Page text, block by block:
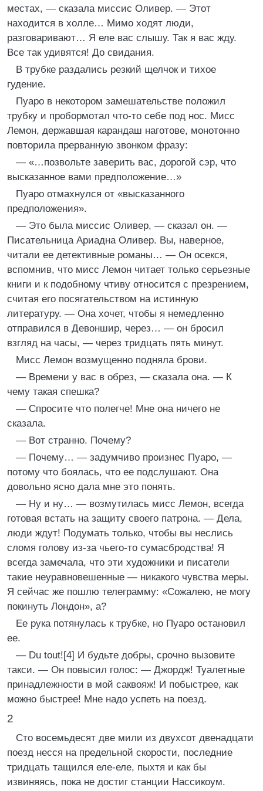
местах, — сказала миссис Оливер. — Этот
находится в холле… Мимо ходят люди,
разговаривают… Я еле вас слышу. Так я вас жду.
Все так удивятся! До свидания.
В трубке раздались резкий щелчок и тихое
гудение.
Пуаро в некотором замешательстве положил
трубку и пробормотал что-то себе под нос. Мисс
Лемон, державшая карандаш наготове, монотонно
повторила прерванную звонком фразу:
— «…позвольте заверить вас, дорогой сэр, что
высказанное вами предположение…»
Пуаро отмахнулся от «высказанного
предположения».
— Это была миссис Оливер, — сказал он. —
Писательница Ариадна Оливер. Вы, наверное,
читали ее детективные романы… — Он осекся,
вспомнив, что мисс Лемон читает только серьезные
книги и к подобному чтиву относится с презрением,
считая его посягательством на истинную
литературу. — Она хочет, чтобы я немедленно
отправился в Девоншир, через… — он бросил
взгляд на часы, — через тридцать пять минут.
Мисс Лемон возмущенно подняла брови.
— Времени у вас в обрез, — сказала она. — К
чему такая спешка?
— Спросите что полегче! Мне она ничего не
сказала.
— Вот странно. Почему?
— Почему… — задумчиво произнес Пуаро, —
потому что боялась, что ее подслушают. Она
довольно ясно дала мне это понять.
— Ну и ну… — возмутилась мисс Лемон, всегда
готовая встать на защиту своего патрона. — Дела,
люди ждут! Подумать только, чтобы вы неслись
сломя голову из-за чьего-то сумасбродства! Я
всегда замечала, что эти художники и писатели
такие неуравновешенные — никакого чувства меры.
Я сейчас же пошлю телеграмму: «Сожалею, не могу
покинуть Лондон», а?
Ее рука потянулась к трубке, но Пуаро остановил
ее.
— Du tout![4] И будьте добры, срочно вызовите
такси. — Он повысил голос: — Джордж! Туалетные
принадлежности в мой саквояж! И побыстрее, как
можно быстрее! Мне надо успеть на поезд.
2
Сто восемьдесят две мили из двухсот двенадцати
поезд несся на предельной скорости, последние
тридцать тащился еле-еле, пыхтя и как бы
извиняясь, пока не достиг станции Нассикоум.